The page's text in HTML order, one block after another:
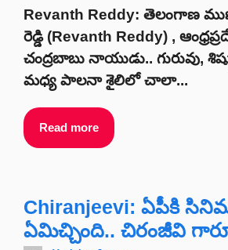
Revanth Reddy: తెలంగాణ
రెడ్డి (Revanth Reddy) ,
చంద్రబాబు నాయుడు.. గురువు,
మధ్య పాలనా శైలిలో చాలా...
Read more
Chiranjeevi: ఏపీకి
ఏమిచ్చింది.. చిరంజీవి